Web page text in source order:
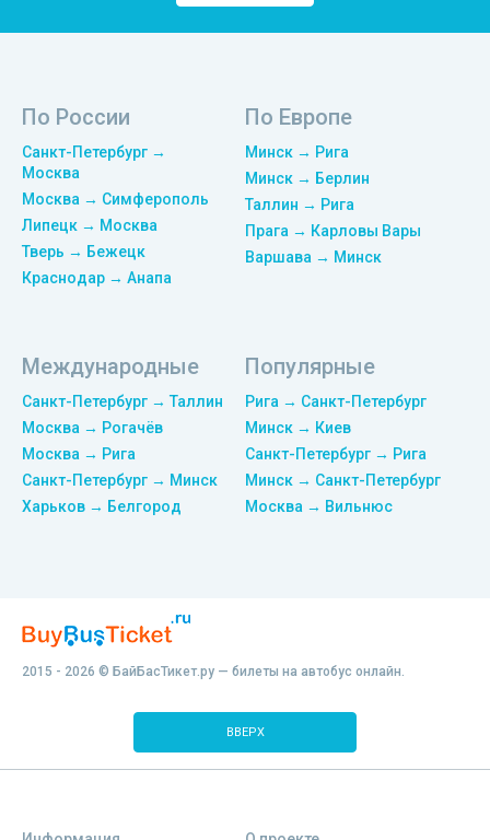
По России
Санкт-Петербург →
Москва
Москва → Симферополь
Липецк → Москва
Тверь → Бежецк
Краснодар → Анапа
По Европе
Минск → Рига
Минск → Берлин
Таллин → Рига
Прага → Карловы Вары
Варшава → Минск
Международные
Санкт-Петербург → Таллин
Москва → Рогачёв
Москва → Рига
Санкт-Петербург → Минск
Харьков → Белгород
Популярные
Рига → Санкт-Петербург
Минск → Киев
Санкт-Петербург → Рига
Минск → Санкт-Петербург
Москва → Вильнюс
2015 - 2026 © БайБасТикет.ру — билеты на автобус онлайн.
ВВЕРХ